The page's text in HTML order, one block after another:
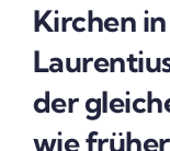
Kirchen
der
wie